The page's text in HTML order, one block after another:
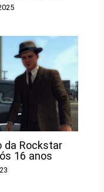
da Rockstar
16 anos